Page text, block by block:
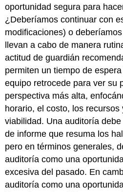
oportunidad segura para
¿Deberíamos continuar con
modificaciones) o
llevan a cabo de manera
actitud de guardián
permiten un tiempo de
equipo retrocede para ver su
perspectiva más alta,
horario, el costo, los recursos
viabilidad. Una auditoría
de informe que resuma los
pero en términos generales,
auditoría como una
excesiva del pasado. En
auditoría como una